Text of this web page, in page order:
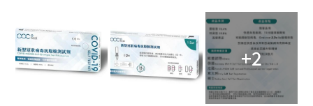
+2